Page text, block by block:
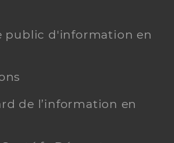
public d'information en
de l’information en